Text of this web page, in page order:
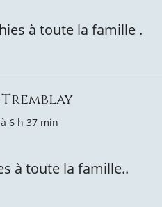
à toute la famille .
6 h 37 min
à toute la famille..